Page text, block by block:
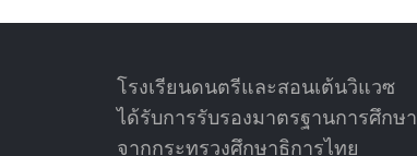
โรงเรียนดนตรีและสอนเต้นวิแวซ
ได้รับการรับรองมาตรฐานการศึกษา
จากกระทรวงศึกษาธิการไทย